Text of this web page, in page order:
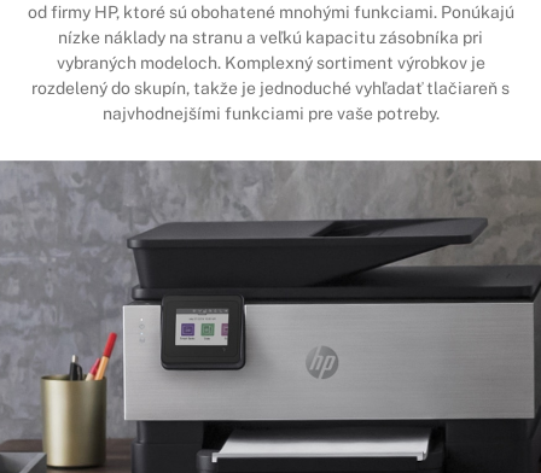
od firmy HP, ktoré sú obohatené mnohými funkciami. Ponúkajú
nízke náklady na stranu a veľkú kapacitu zásobníka pri
vybraných modeloch. Komplexný sortiment výrobkov je
rozdelený do skupín, takže je jednoduché vyhľadať tlačiareň s
najvhodnejšími funkciami pre vaše potreby.